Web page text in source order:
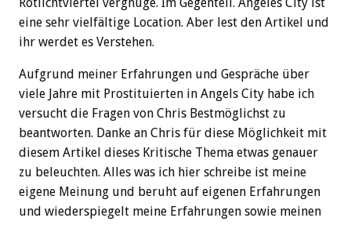
eine sehr vielfältige Location. Aber lest den Artikel und
ihr werdet es Verstehen.
Aufgrund meiner Erfahrungen und Gespräche über
viele Jahre mit Prostituierten in Angels City habe ich
versucht die Fragen von Chris Bestmöglichst zu
beantworten. Danke an Chris für diese Möglichkeit mit
diesem Artikel dieses Kritische Thema etwas genauer
zu beleuchten. Alles was ich hier schreibe ist meine
eigene Meinung und beruht auf eigenen Erfahrungen
und wiederspiegelt meine Erfahrungen sowie meinen